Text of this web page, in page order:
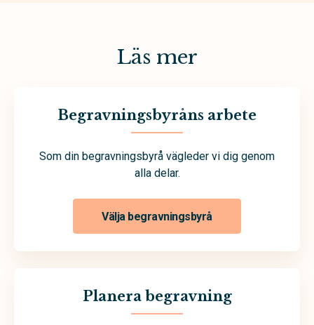
Läs mer
Begravningsbyråns arbete
Som din begravningsbyrå vägleder vi dig genom
alla delar.
Välja begravningsbyrå
Planera begravning